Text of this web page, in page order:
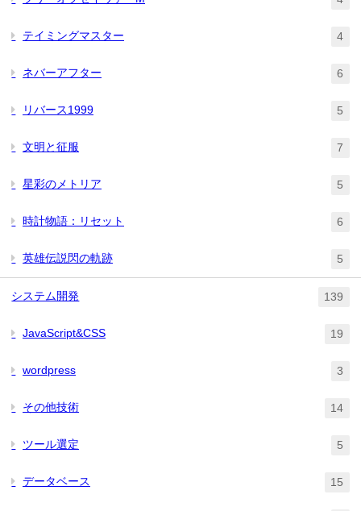
テイミングマスター 4
ネバーアフター 6
リバース1999 5
文明と征服 7
星彩のメトリア 5
時計物語：リセット 6
英雄伝説閃の軌跡 5
システム開発 139
JavaScript&CSS 19
wordpress 3
その他技術 14
ツール選定 5
データベース 15